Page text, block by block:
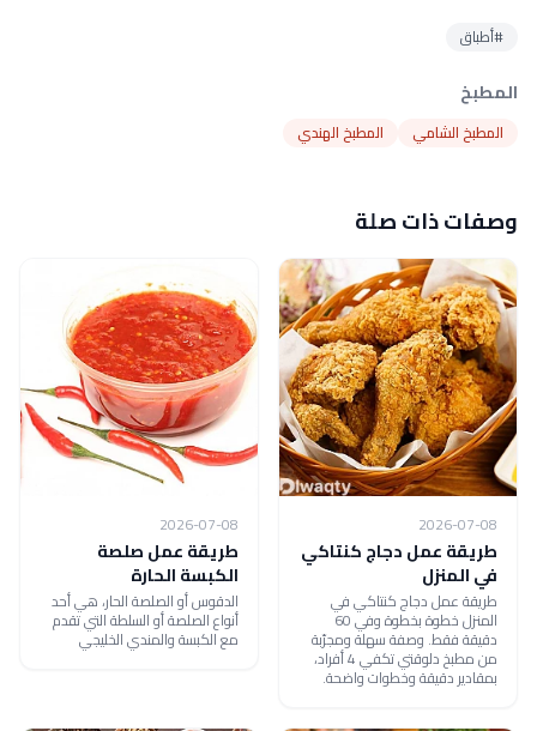
#أطباق
المطبخ
المطبخ الشامي المطبخ الهندي
وصفات ذات صلة
2026-07-08
طريقة عمل دجاج كنتاكي
في المنزل
طريقة عمل دجاج كنتاكي في
المنزل خطوة بخطوة وفي 60
دقيقة فقط. وصفة سهلة ومجرّبة
من مطبخ دلوقتي تكفي 4 أفراد،
بمقادير دقيقة وخطوات واضحة.
2026-07-08
طريقة عمل صلصة
الكبسة الحارة
الدقوس أو الصلصة الحار، هي أحد
أنواع الصلصة أو السلطة التي تقدم
مع الكبسة والمندي الخليجي